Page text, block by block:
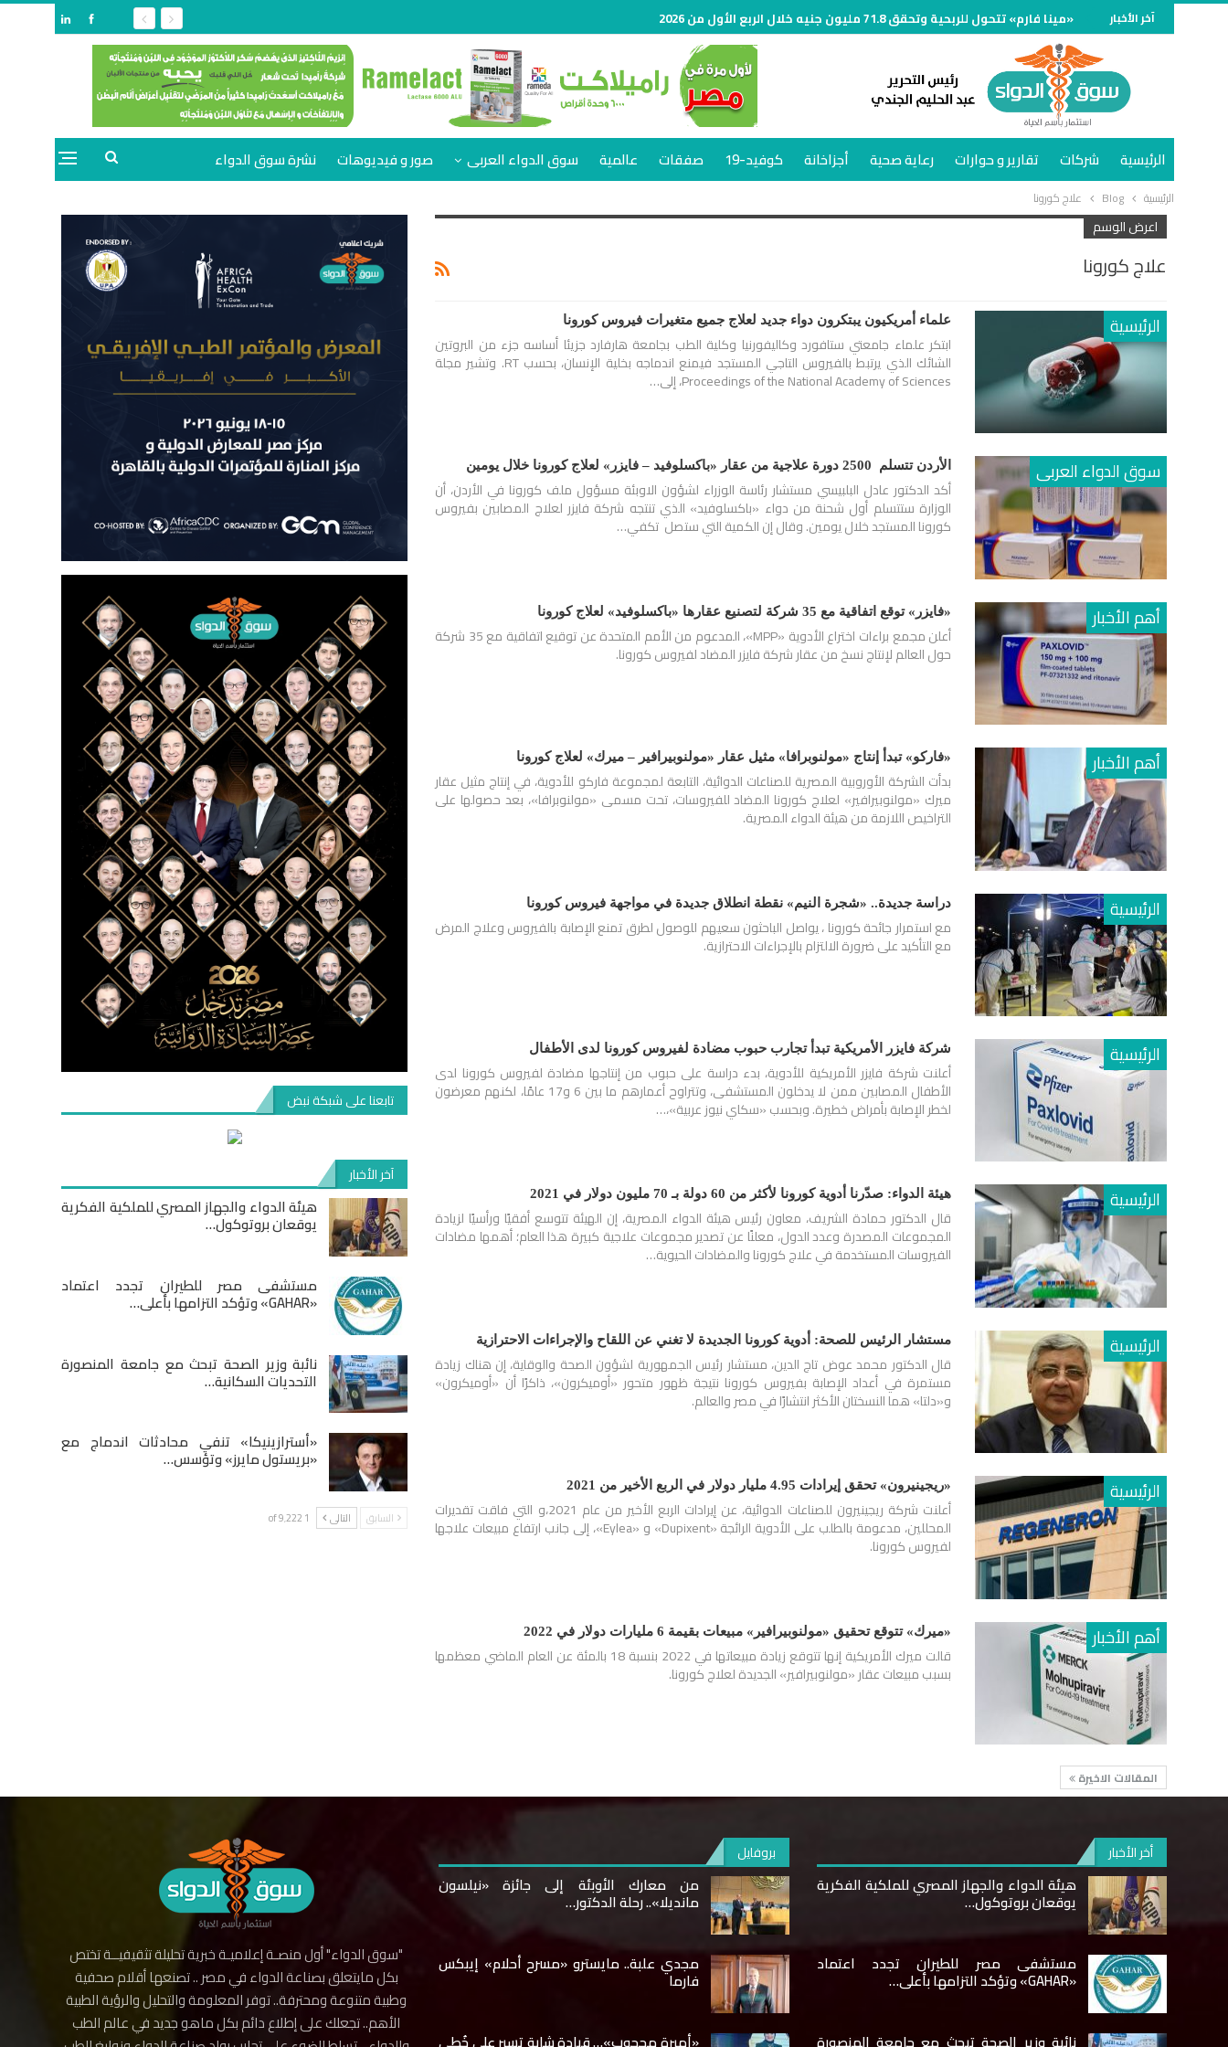
آخر الأخبار «مينا فارم» تتحول للربحية وتحقق 71.8 مليون جنيه خلال الربع الأول من 2026
الرئيسية شركات تقارير و حوارات رعاية صحية أجزاخانة كوفيد-19 صفقات عالمية سوق الدواء العربى صور و فيديوهات نشرة سوق الدواء
الرئيسية Blog علاج كورونا
اعرض الوسم
علاج كورونا
الرئيسية علماء أمريكيون يبتكرون دواء جديد لعلاج جميع متغيرات فيروس كورونا
ابتكر علماء جامعتي ستافورد وكاليفورنيا وكلية الطب بجامعة هارفارد جزيئا أساسه جزء من البروتين
الشائك الذي يرتبط بالفيروس التاجي المستجد فيمنع اندماجه بخلية الإنسان، بحسب RT. وتشير مجلة
Proceedings of the National Academy of Sciences، إلى…
سوق الدواء العربى الأردن تتسلم 2500 دورة علاجية من عقار «باكسلوفيد – فايزر» لعلاج كورونا خلال يومين
أكد الدكتور عادل البلبيسي مستشار رئاسة الوزراء لشؤون الاوبئة مسؤول ملف كورونا في الأردن، أن
الوزارة ستتسلم أول شحنة من دواء «باكسلوفيد» الذي تنتجه شركة فايزر لعلاج المصابين بفيروس
كورونا المستجد خلال يومين. وقال إن الكمية التي ستصل تكفي…
أهم الأخبار «فايزر» توقع اتفاقية مع 35 شركة لتصنيع عقارها «باكسلوفيد» لعلاج كورونا
أعلن مجمع براءات اختراع الأدوية «MPP»، المدعوم من الأمم المتحدة عن توقيع اتفاقية مع 35 شركة
حول العالم لإنتاج نسخ من عقار شركة فايزر المضاد لفيروس كورونا.
أهم الأخبار «فاركو» تبدأ إنتاج «مولنوبرافا» مثيل عقار «مولنوبيرافير – ميرك» لعلاج كورونا
بدأت الشركة الأوروبية المصرية للصناعات الدوائية، التابعة لمجموعة فاركو للأدوية، في إنتاج مثيل عقار
ميرك «مولنوبيرافير» لعلاج كورونا المضاد للفيروسات، تحت مسمى «مولنوبرافا»، بعد حصولها على
التراخيص اللازمة من هيئة الدواء المصرية.
الرئيسية دراسة جديدة.. «شجرة النيم» نقطة انطلاق جديدة في مواجهة فيروس كورونا
مع استمرار جائحة كورونا ، يواصل الباحثون سعيهم للوصول لطرق تمنع الإصابة بالفيروس وعلاج المرض
مع التأكيد على ضرورة الالتزام بالإجراءات الاحترازية.
الرئيسية شركة فايزر الأمريكية تبدأ تجارب حبوب مضادة لفيروس كورونا لدى الأطفال
أعلنت شركة فايزر الأمريكية للأدوية، بدء دراسة على حبوب من إنتاجها مضادة لفيروس كورونا لدى
الأطفال المصابين ممن لا يدخلون المستشفى، وتتراوح أعمارهم ما بين 6 و17 عامًا، لكنهم معرضون
لخطر الإصابة بأمراض خطيرة. وبحسب «سكاي نيوز عربية»،…
الرئيسية هيئة الدواء: صدّرنا أدوية كورونا لأكثر من 60 دولة بـ 70 مليون دولار في 2021
قال الدكتور حمادة الشريف، معاون رئيس هيئة الدواء المصرية، إن الهيئة تتوسع أفقيًا ورأسيًا لزيادة
المجموعات المصدرة وعدد الدول، معلنًا عن تصدير مجموعات علاجية كبيرة هذا العام؛ أهمها مضادات
الفيروسات المستخدمة في علاج كورونا والمضادات الحيوية…
الرئيسية مستشار الرئيس للصحة: أدوية كورونا الجديدة لا تغني عن اللقاح والإجراءات الاحترازية
قال الدكتور محمد عوض تاج الدين، مستشار رئيس الجمهورية لشؤون الصحة والوقاية، إن هناك زيادة
مستمرة في أعداد الإصابة بفيروس كورونا نتيجة ظهور متحور «أوميكرون»، ذاكرًا أن «أوميكرون»
و«دلتا» هما النسختان الأكثر انتشارًا في مصر والعالم.
الرئيسية «ريجينيرون» تحقق إيرادات 4.95 مليار دولار في الربع الأخير من 2021
أعلنت شركة ريجينيرون للصناعات الدوائية، عن إيرادات الربع الأخير من عام 2021،و التي فاقت تقديرات
المحللين، مدعومة بالطلب على الأدوية الرائجة «Dupixent» و «Eylea»، إلى جانب ارتفاع مبيعات علاجها
لفيروس كورونا.
أهم الأخبار «ميرك» تتوقع تحقيق «مولنوبيرافير» مبيعات بقيمة 6 مليارات دولار في 2022
قالت ميرك الأمريكية إنها تتوقع زيادة مبيعاتها في 2022 بنسبة 18 بالمئة عن العام الماضي معظمها
بسبب مبيعات عقار «مولنوبيرافير» الجديدة لعلاج كورونا.
المقالات الاخيرة
تابعنا على شبكة نبض
آخر الأخبار
هيئة الدواء والجهاز المصري للملكية الفكرية
يوقعان بروتوكول…
مستشفى مصر للطيران تجدد اعتماد
«GAHAR» وتؤكد التزامها بأعلى…
نائبة وزير الصحة تبحث مع جامعة المنصورة
التحديات السكانية…
«أسترازينيكا» تنفي محادثات اندماج مع
«بريستول مايرز» وتؤسس…
السابق التالى 1 of 9٬222
أخر الأخبار
هيئة الدواء والجهاز المصري للملكية الفكرية
يوقعان بروتوكول…
مستشفى مصر للطيران تجدد اعتماد
«GAHAR» وتؤكد التزامها بأعلى…
نائبة وزير الصحة تبحث مع جامعة المنصورة
بروفايل
من معارك الأوبئة إلى جائزة «نيلسون
مانديلا».. رحلة الدكتور…
مجدي علبة.. مايسترو «مسرح أحلام» إيبكس
فارما
«أميرة محجوب»… قيادة شابة تسير على خُطى
"سوق الدواء" أول منصـة إعلاميـة خبرية تحليلة تثقيفيــة تختص
بكل مايتعلق بصناعة الدواء في مصر .. تصنعها أقلام صحفية
وطبية متنوعة ومحترفة.. توفر المعلومة والتحليل والرؤية الطبية
الأهم.. تجعلك على إطلاع دائم بكل ماهو جديد في عالم الطب